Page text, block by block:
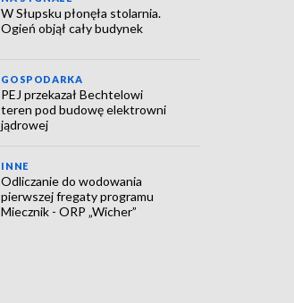
W Słupsku płonęła stolarnia.
Ogień objął cały budynek
GOSPODARKA
PEJ przekazał Bechtelowi
teren pod budowę elektrowni
jądrowej
INNE
Odliczanie do wodowania
pierwszej fregaty programu
Miecznik - ORP „Wicher”